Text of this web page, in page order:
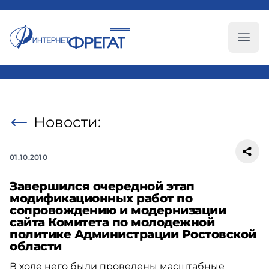
Новости:
01.10.2010
Завершился очередной этап
модификационных работ по
сопровождению и модернизации
сайта Комитета по молодежной
политике Администрации Ростовской
области
В ходе него были проведены масштабные